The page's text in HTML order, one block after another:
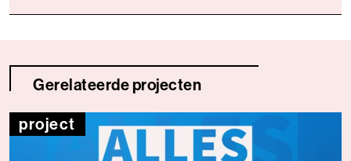
Gerelateerde projecten
project